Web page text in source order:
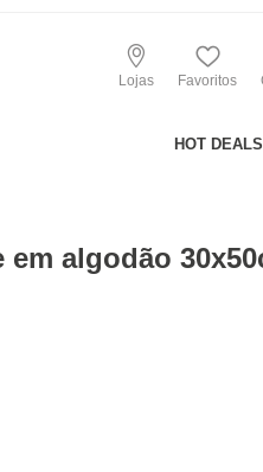
Lojas Favoritos
HOT DEALS
em algodão